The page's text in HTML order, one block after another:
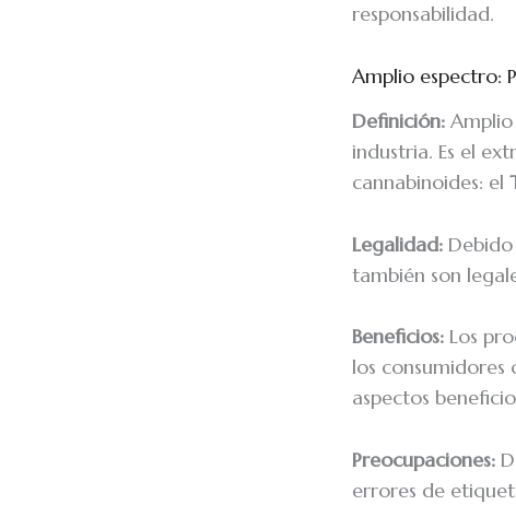
responsabilidad.
Amplio espectro:
Definición:
industria. Es el
cannabinoides: el
Legalidad:
también son
Beneficios: Los
los
aspectos
Preocupaciones:
errores de